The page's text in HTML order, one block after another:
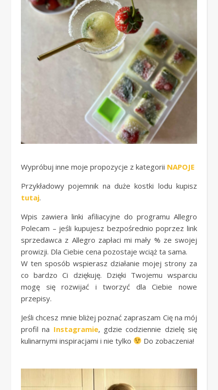
Wypróbuj inne moje propozycje z kategorii NAPOJE
Przykładowy pojemnik na duże kostki lodu kupisz
tutaj.
Wpis zawiera linki afiliacyjne do programu Allegro
Polecam – jeśli kupujesz bezpośrednio poprzez link
sprzedawca z Allegro zapłaci mi mały % ze swojej
prowizji. Dla Ciebie cena pozostaje wciąż ta sama.
W ten sposób wspierasz działanie mojej strony za
co bardzo Ci dziękuję. Dzięki Twojemu wsparciu
mogę się rozwijać i tworzyć dla Ciebie nowe
przepisy.
Jeśli chcesz mnie bliżej poznać zapraszam Cię na mój
profil na Instagramie, gdzie codziennie dzielę się
kulinarnymi inspiracjami i nie tylko
Do zobaczenia!